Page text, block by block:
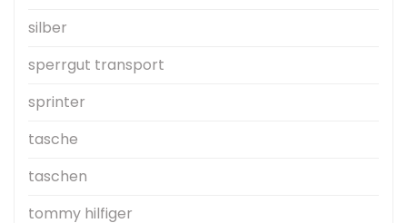
silber
sperrgut transport
sprinter
tasche
taschen
tommy hilfiger